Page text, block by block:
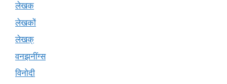
लेखक
लेखकों
लेखक्
वनझनींग्स
विनोदी